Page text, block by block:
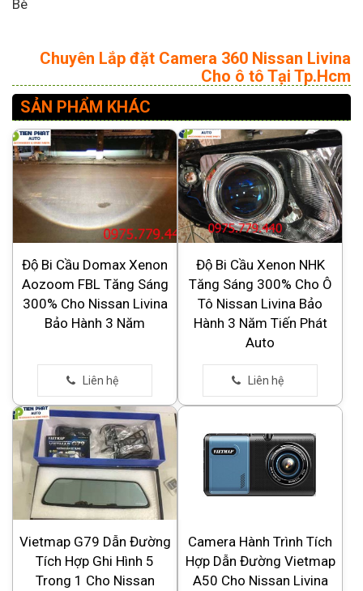
Bè
Chuyên Lắp đặt Camera 360 Nissan Livina
Cho ô tô Tại Tp.Hcm
SẢN PHẨM KHÁC
Độ Bi Cầu Domax Xenon
Aozoom FBL Tăng Sáng
300% Cho Nissan Livina
Bảo Hành 3 Năm
Độ Bi Cầu Xenon NHK
Tăng Sáng 300% Cho Ô
Tô Nissan Livina Bảo
Hành 3 Năm Tiến Phát
Auto
Vietmap G79 Dẫn Đường
Tích Hợp Ghi Hình 5
Trong 1 Cho Nissan
Camera Hành Trình Tích
Hợp Dẫn Đường Vietmap
A50 Cho Nissan Livina